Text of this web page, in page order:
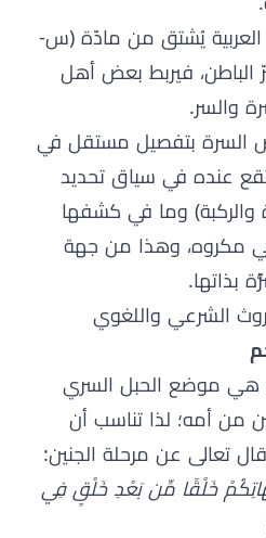
يُشتق من مادّة (س-
الباطن، فيربط بعض أهل
والسر.
السرة بتفصيل مستقل في
تقع عنده في سياق تحديد
والركبة) وما في كشفها
مكروه، وهذا من جهة
بذاتها.
الشرعي واللغوي
هي موضع الحبل السري
من أمه؛ لذا تناسب أن
تعالى عن مرحلة الجنين:
خَلْقًا مِّن بَعْدِ خَلْقٍ فِي